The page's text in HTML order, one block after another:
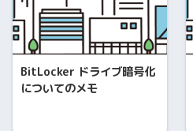
BitLocker ドライブ暗号化
についてのメモ